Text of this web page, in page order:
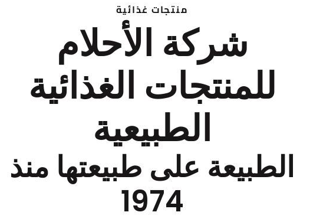
منتجات غذائية
شركة الأحلام
للمنتجات الغذائية
الطبيعية
الطبيعة على طبيعتها منذ
1974